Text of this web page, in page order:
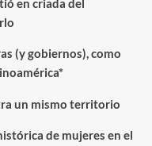
(y gobiernos), como
un mismo territorio
de mujeres en el